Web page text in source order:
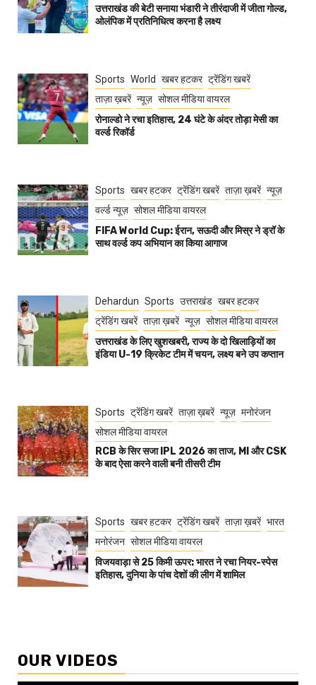
उत्तराखंड की बेटी सनाया भंडारी ने तीरंदाजी में जीता गोल्ड,
ओलंपिक में प्रतिनिधित्व करना है लक्ष्य
Sports World खबर हटकर ट्रेंडिंग खबरें
ताज़ा ख़बरें न्यूज़ सोशल मीडिया वायरल
रोनाल्डो ने रचा इतिहास, 24 घंटे के अंदर तोड़ा मेसी का
वर्ल्ड रिकॉर्ड
Sports खबर हटकर ट्रेंडिंग खबरें ताज़ा ख़बरें न्यूज़
वर्ल्ड न्यूज़ सोशल मीडिया वायरल
FIFA World Cup: ईरान, सऊदी और मिस्र ने ड्रॉ के
साथ वर्ल्ड कप अभियान का किया आगाज
Dehardun Sports उत्तराखंड खबर हटकर
ट्रेंडिंग खबरें ताज़ा ख़बरें न्यूज़ सोशल मीडिया वायरल
उत्तराखंड के लिए खुशखबरी, राज्य के दो खिलाड़ियों का
इंडिया U-19 क्रिकेट टीम में चयन, लक्ष्य बने उप कप्तान
Sports ट्रेंडिंग खबरें ताज़ा ख़बरें न्यूज़ मनोरंजन
सोशल मीडिया वायरल
RCB के सिर सजा IPL 2026 का ताज, MI और CSK
के बाद ऐसा करने वाली बनी तीसरी टीम
Sports खबर हटकर ट्रेंडिंग खबरें ताज़ा ख़बरें भारत
मनोरंजन सोशल मीडिया वायरल
विजयवाड़ा से 25 किमी ऊपर: भारत ने रचा नियर-स्पेस
इतिहास, दुनिया के पांच देशों की लीग में शामिल
OUR VIDEOS